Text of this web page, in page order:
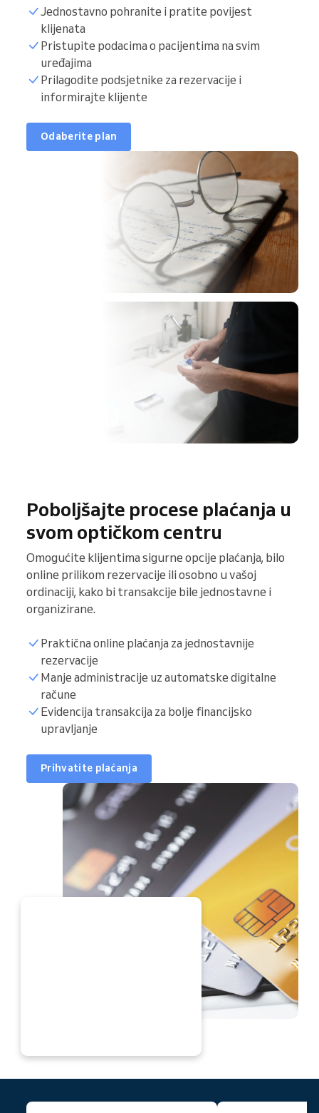
Jednostavno pohranite i pratite povijest
klijenata
Pristupite podacima o pacijentima na svim
uređajima
Prilagodite podsjetnike za rezervacije i
informirajte klijente
Odaberite plan
Poboljšajte procese plaćanja u
svom optičkom centru
Omogućite klijentima sigurne opcije plaćanja, bilo
online prilikom rezervacije ili osobno u vašoj
ordinaciji, kako bi transakcije bile jednostavne i
organizirane.
Praktična online plaćanja za jednostavnije
rezervacije
Manje administracije uz automatske digitalne
račune
Evidencija transakcija za bolje financijsko
upravljanje
Prihvatite plaćanja